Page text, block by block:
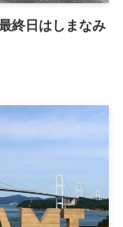
終日はしまなみ